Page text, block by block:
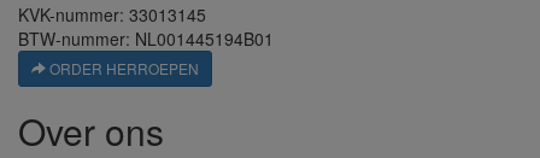
KVK-nummer: 33013145
BTW-nummer: NL001445194B01
ORDER HERROEPEN
Over ons